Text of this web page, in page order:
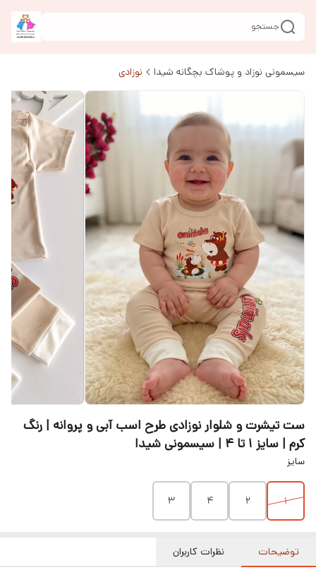
جستجو
سیسمونی نوزاد و پوشاک بچگانه شیدا نوزادی
ست تیشرت و شلوار نوزادی طرح اسب آبی و پروانه | رنگ
کرم | سایز ۱ تا ۴ | سیسمونی شیدا
سایز
۱ ۲ ۴ ۳
توضیحات نظرات کاربران